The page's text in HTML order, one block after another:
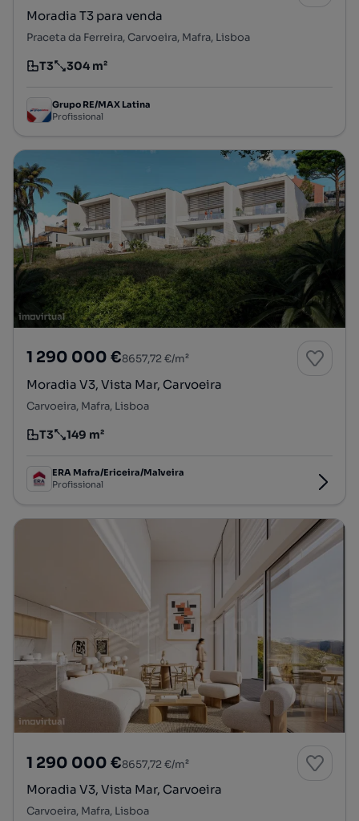
Moradia T3 para venda
Praceta da Ferreira, Carvoeira, Mafra, Lisboa
Tipologia
T3
Preço por metro quadrado
304 m²
Grupo RE/MAX Latina
Profissional
1 290 000 €8657,72 €/m²
Moradia V3, Vista Mar, Carvoeira
Carvoeira, Mafra, Lisboa
Tipologia
T3
Preço por metro quadrado
149 m²
ERA Mafra/Ericeira/Malveira
Profissional
1 290 000 €8657,72 €/m²
Moradia V3, Vista Mar, Carvoeira
Carvoeira, Mafra, Lisboa